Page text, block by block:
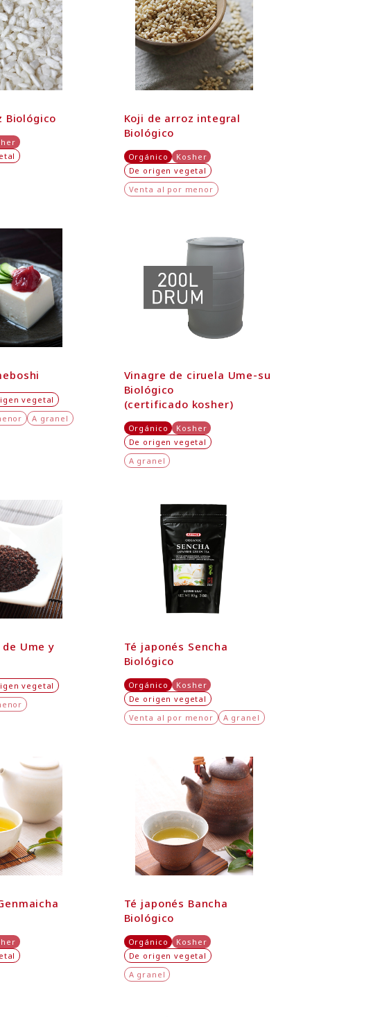
Biológico
Koji de arroz integral
Biológico
Orgánico
Kosher
De origen vegetal
Venta al por menor
vegetal
A granel
Vinagre de ciruela Ume-su
Biológico
(certificado kosher)
Orgánico
Kosher
De origen vegetal
A granel
Ume y
vegetal
Té japonés Sencha
Biológico
Orgánico
Kosher
De origen vegetal
Venta al por menor
A granel
Té japonés Bancha
Biológico
Orgánico
Kosher
De origen vegetal
A granel